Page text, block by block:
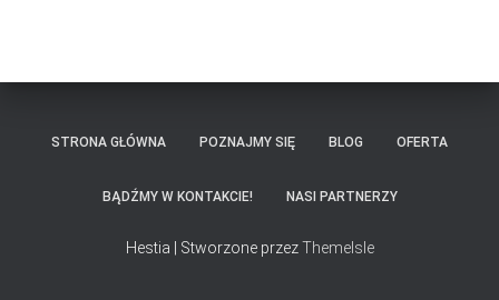
STRONA GŁÓWNA POZNAJMY SIĘ BLOG OFERTA
BĄDŹMY W KONTAKCIE! NASI PARTNERZY
Hestia | Stworzone przezThemeIsle